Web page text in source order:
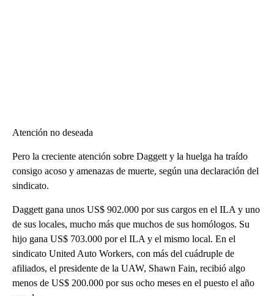
Atención no deseada
Pero la creciente atención sobre Daggett y la huelga ha traído
consigo acoso y amenazas de muerte, según una declaración del
sindicato.
Daggett gana unos US$ 902.000 por sus cargos en el ILA y uno
de sus locales, mucho más que muchos de sus homólogos. Su
hijo gana US$ 703.000 por el ILA y el mismo local. En el
sindicato United Auto Workers, con más del cuádruple de
afiliados, el presidente de la UAW, Shawn Fain, recibió algo
menos de US$ 200.000 por sus ocho meses en el puesto el año